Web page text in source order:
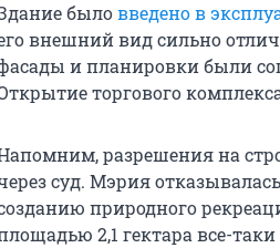
быловведено в
внешний вид сильно
и планировки были
торгового
разрешения на
суд. Мэрия
природного
2,1 гектара все-